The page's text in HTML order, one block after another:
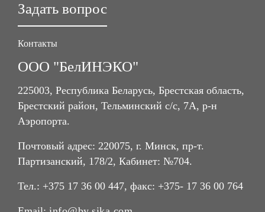
Задать вопрос
Контакты
ООО "БелИНЭКО"
225003, Республика Беларусь, Брестская область,
Брестский район, Тельминский с/с, 7А, р-н
Аэропорта.
Почтовый адрес: 220075, г. Минск, пр-т.
Партизанский, 178/2, Кабинет: №704.
Тел.: +375 17 36 00 447, факс: +375- 17 36 00 764